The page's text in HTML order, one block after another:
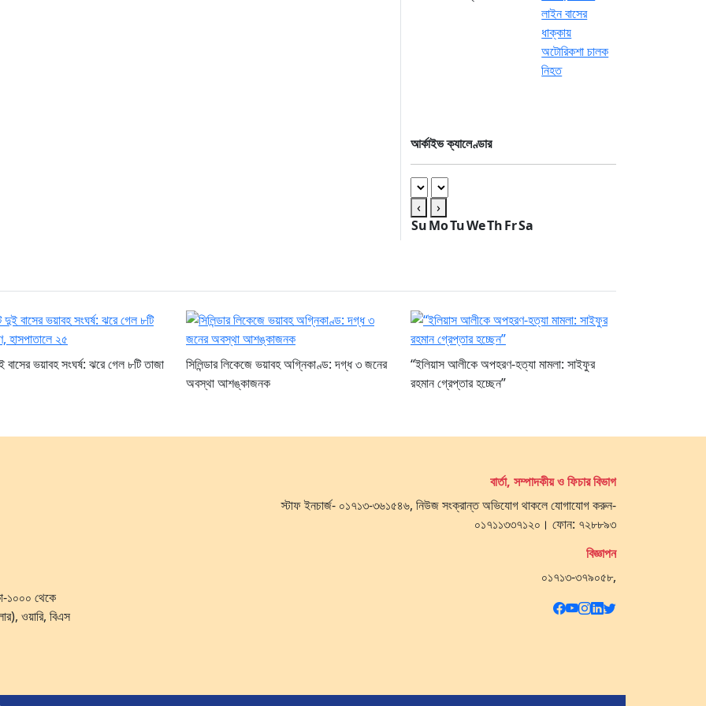
আর্কাইভ ক্যালেণ্ডার
‹
›
SuMoTuWeThFrSa
বাসের ভয়াবহ সংঘর্ষ: ঝরে গেল ৮টি তাজা
সিলিন্ডার লিকেজে ভয়াবহ অগ্নিকাণ্ড: দগ্ধ ৩ জনের
অবস্থা আশঙ্কাজনক
“ইলিয়াস আলীকে অপহরণ-হত্যা মামলা: সাইফুর
রহমান গ্রেপ্তার হচ্ছেন”
১০০০ থেকে
ওয়ারি, বিএস
বার্তা, সম্পাদকীয় ও ফিচার বিভাগ
স্টাফ ইনচার্জ- ০১৭১৩-৩৬১৫৪৬, নিউজ সংক্রান্ত অভিযোগ থাকলে যোগাযোগ করুন-
০১৭১১৩৩৭১২০। ফোন: ৭২৮৮৯৩
বিজ্ঞাপন
০১৭১৩-৩৭৯০৫৮,